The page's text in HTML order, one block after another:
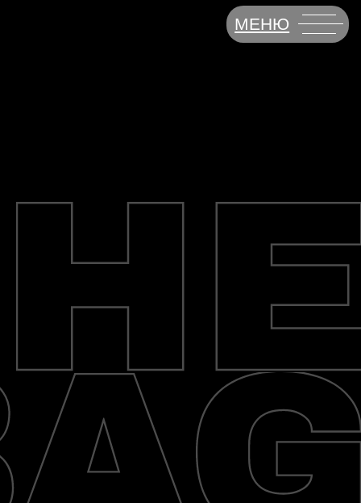
HEADBAGВласне виробництво військового одягу